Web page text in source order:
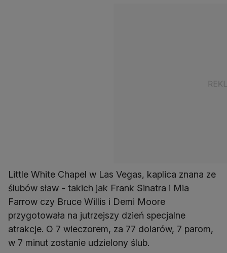
Little White Chapel w Las Vegas, kaplica znana ze
ślubów sław - takich jak Frank Sinatra i Mia
Farrow czy Bruce Willis i Demi Moore
przygotowała na jutrzejszy dzień specjalne
atrakcje. O 7 wieczorem, za 77 dolarów, 7 parom,
w 7 minut zostanie udzielony ślub.